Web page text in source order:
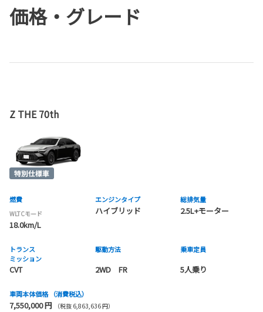
価格・グレード
Z THE 70th
燃費
WLTCモード
18.0km/L
エンジンタイプ
ハイブリッド
総排気量
2.5L+モーター
トランス
ミッション
CVT
駆動方法
2WD FR
乗車定員
5人乗り
車両本体価格 （消費税込）
7,550,000 円 （税抜 6,863,636 円）